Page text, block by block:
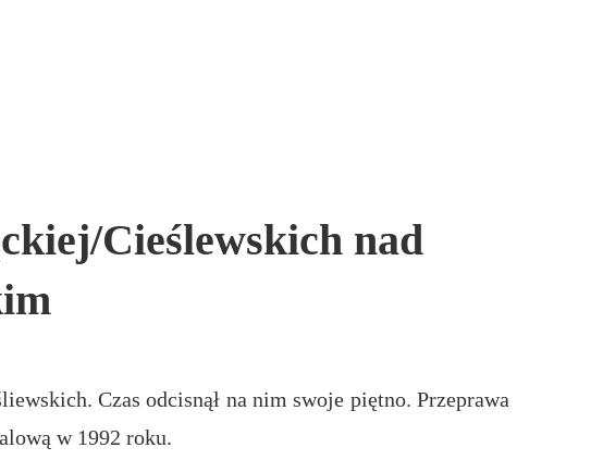
Cieślewskich nad
Czas odcisnął na nim swoje piętno. Przeprawa
w 1992 roku.